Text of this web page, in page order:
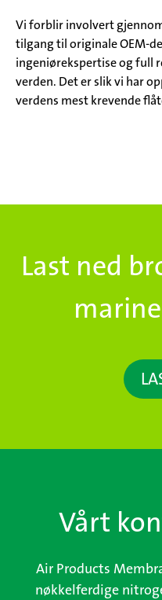
Vi forblir involvert
tilgang til originale OEM-
ingeniørekspertise og full
verden. Det er slik vi har
verdens mest krevende
Last ned
Vårt
Air Products
nøkkelferdige